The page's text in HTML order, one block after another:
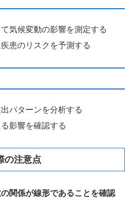
気候変動の影響を測定する
患のリスクを予測する
パターンを分析する
影響を確認する
の注意点
関係が線形であることを確認